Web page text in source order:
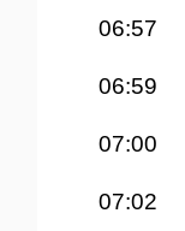
06:57
06:59
07:00
07:02